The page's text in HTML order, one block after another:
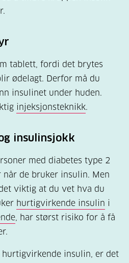
tablett, fordi det brytes
ødelagt. Derfor må du
insulinet under huden.
injeksjonsteknikk.
insulinsjokk
med diabetes type 2
de bruker insulin. Men
viktig at du vet hva du
hurtigvirkende insulin i
, har størst risiko for å få
hurtigvirkende insulin, er det